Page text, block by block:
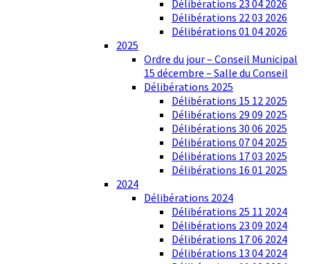
Délibérations 23 04 2026
Délibérations 22 03 2026
Délibérations 01 04 2026
2025
Ordre du jour – Conseil Municipal
15 décembre – Salle du Conseil
Délibérations 2025
Délibérations 15 12 2025
Délibérations 29 09 2025
Délibérations 30 06 2025
Délibérations 07 04 2025
Délibérations 17 03 2025
Délibérations 16 01 2025
2024
Délibérations 2024
Délibérations 25 11 2024
Délibérations 23 09 2024
Délibérations 17 06 2024
Délibérations 13 04 2024